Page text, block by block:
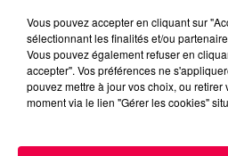
0:00
11 mai 2026 - 2 min 23 sec
Vous pouvez accepter en cliquant sur
sélectionnant les finalités et/ou
Vous pouvez également refuser en
accepter". Vos préférences ne
pouvez mettre à jour vos choix, ou retirer
moment via le lien "Gérer les cookies"